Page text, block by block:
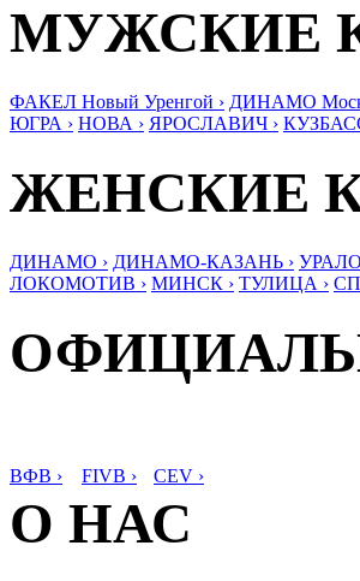
МУЖСКИЕ
ФАКЕЛ Новый Уренгой › ДИНАМО
ЮГРА › НОВА › ЯРОСЛАВИЧ ›
ЖЕНСКИЕ
ДИНАМО › ДИНАМО-КАЗАНЬ ›
ЛОКОМОТИВ › МИНСК › ТУЛИЦА ›
ВФВ › FIVB › CEV ›
О НАС